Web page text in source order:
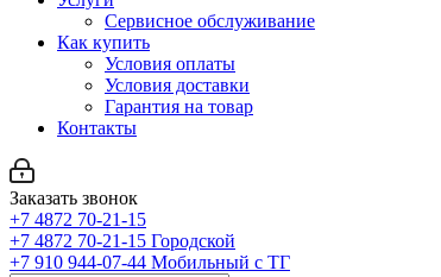
Сервисное обслуживание
Как купить
Условия оплаты
Условия доставки
Гарантия на товар
Контакты
Заказать звонок
+7 4872 70-21-15
+7 4872 70-21-15 Городской
+7 910 944-07-44 Мобильный с ТГ